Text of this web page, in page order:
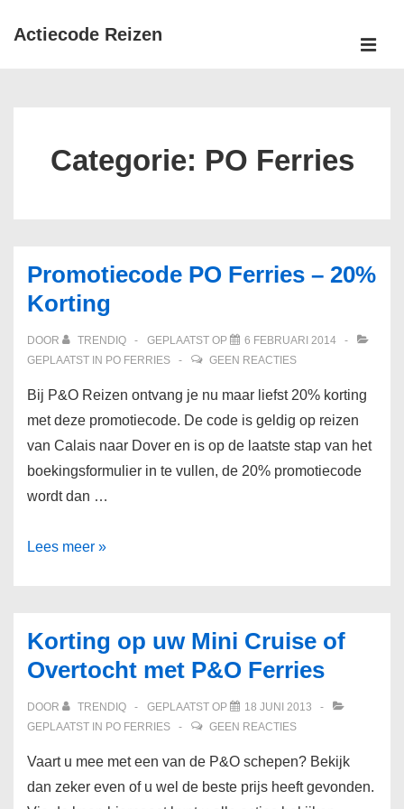
Doorgaan
Actiecode Reizen
Categorie: PO Ferries
Promotiecode PO Ferries – 20%
Korting
DOOR TRENDIQ GEPLAATST OP
6 FEBRUARI 2014
GEPLAATST IN PO FERRIES GEEN REACTIES
Bij P&O Reizen ontvang je nu maar liefst 20% korting
met deze promotiecode. De code is geldig op reizen
van Calais naar Dover en is op de laatste stap van het
boekingsformulier in te vullen, de 20% promotiecode
wordt dan …
Promotiecode
20%
Korting
Lees meer »
Korting op uw Mini Cruise of
Overtocht met P&O Ferries
DOOR TRENDIQ GEPLAATST OP
18 JUNI 2013
GEPLAATST IN PO FERRIES GEEN REACTIES
Vaart u mee met een van de P&O schepen? Bekijk
dan zeker even of u wel de beste prijs heeft gevonden.